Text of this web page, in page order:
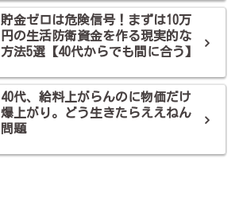
貯金ゼロは危険信号！まずは10万
円の生活防衛資金を作る現実的な
方法5選【40代からでも間に合う】
40代、給料上がらんのに物価だけ
爆上がり。どう生きたらええねん
問題